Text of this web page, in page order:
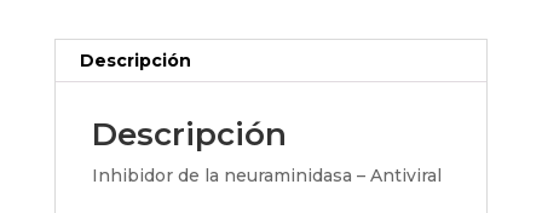
Descripción
Descripción
Inhibidor de la neuraminidasa – Antiviral